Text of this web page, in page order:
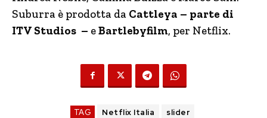
Suburra è prodotta da Cattleya – parte di
ITV Studios – eBartlebyfilm, per Netflix.
TAG Netflix Italia slider